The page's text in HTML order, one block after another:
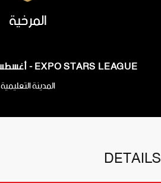
المرخية
EXPO STARS LEAGUE - أغسطس 16, 2022 - 5:25 م
المدينة التعليمية
DETAILS